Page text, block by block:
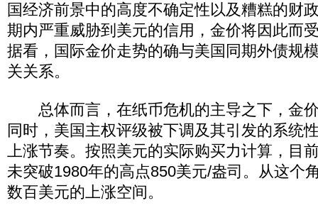
国经济前景中的高度不确定性以及糟糕的财
期内严重威胁到美元的信用，金价将因此而
据看，国际金价走势的确与美国同期外债规
关关系。
总体而言，在纸币危机的主导之下，金
同时，美国主权评级被下调及其引发的系统
上涨节奏。按照美元的实际购买力计算，目
未突破1980年的高点850美元/盎司。从这个
数百美元的上涨空间。